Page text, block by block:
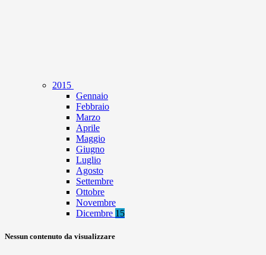
2015
Gennaio
Febbraio
Marzo
Aprile
Maggio
Giugno
Luglio
Agosto
Settembre
Ottobre
Novembre
Dicembre 15
Nessun contenuto da visualizzare